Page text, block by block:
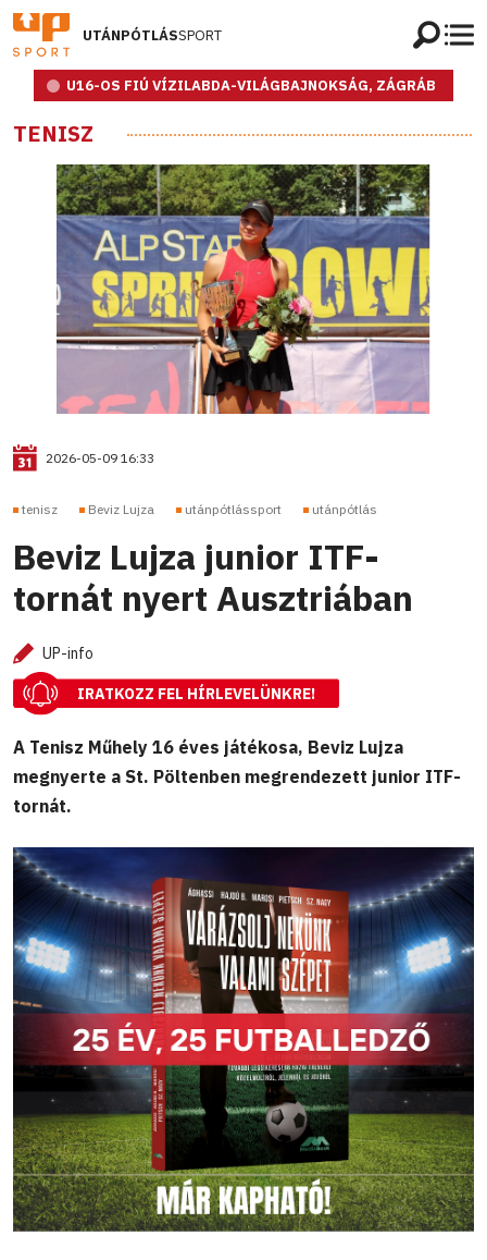
UTÁNPÓTLÁSSPORT
U16-OS FIÚ VÍZILABDA-VILÁGBAJNOKSÁG, ZÁGRÁB
TENISZ
2026-05-09 16:33
tenisz Beviz Lujza utánpótlássport utánpótlás
Beviz Lujza junior ITF-
tornát nyert Ausztriában
UP-info
IRATKOZZ FEL HÍRLEVELÜNKRE!
A Tenisz Műhely 16 éves játékosa, Beviz Lujza
megnyerte a St. Pöltenben megrendezett junior ITF-
tornát.